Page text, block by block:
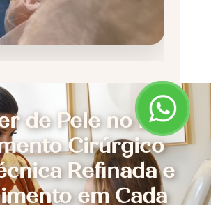
de Pele no RJ
Cirúrgico
Refinada e
em Cada